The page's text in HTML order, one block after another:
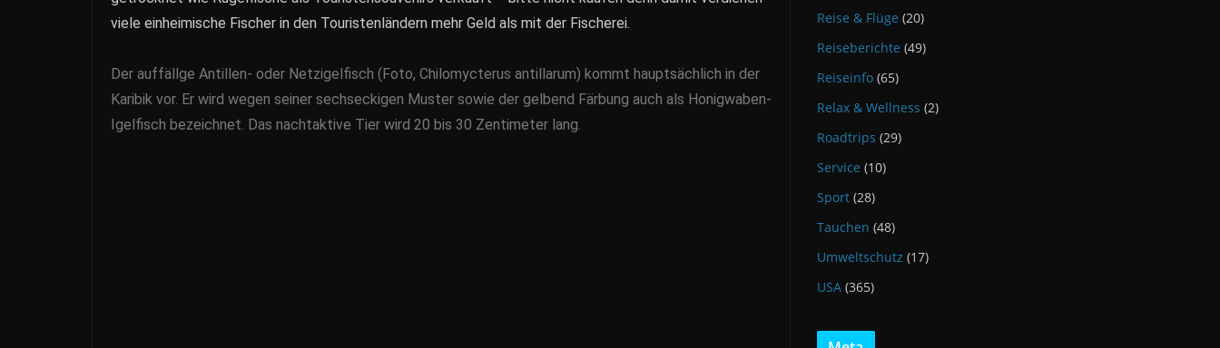
viele einheimische Fischer in den Touristenländern mehr Geld als mit der Fischerei.
Der auffällge Antillen- oder Netzigelfisch (Foto, Chilomycterus antillarum) kommt hauptsächlich in der
Karibik vor. Er wird wegen seiner sechseckigen Muster sowie der gelbend Färbung auch als Honigwaben-
Igelfisch bezeichnet. Das nachtaktive Tier wird 20 bis 30 Zentimeter lang.
Reise & Flüge (20)
Reiseberichte (49)
Reiseinfo (65)
Relax & Wellness (2)
Roadtrips (29)
Service (10)
Sport (28)
Tauchen (48)
Umweltschutz (17)
USA (365)